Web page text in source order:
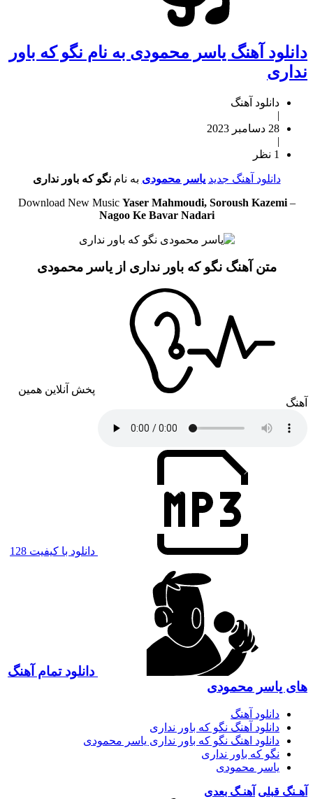
دانلود آهنگ یاسر محمودی به نام نگو که باور
نداری
دانلود آهنگ
|
28 دسامبر 2023
|
1 نظر
دانلود آهنگ جدید یاسر محمودی به نامنگو که باور نداری
Download New Music Yaser Mahmoudi, Soroush Kazemi–
Nagoo Ke Bavar Nadari
متن آهنگ نگو که باور نداری از یاسر محمودی
پخش آنلاین همین
آهنگ
دانلود با کیفیت 128
دانلود تمام آهنگ
های یاسر محمودی
دانلود آهنگ
دانلود آهنگ نگو که باور نداری
دانلود اهنگ نگو که باور نداری یاسر محمودی
نگو که باور نداری
یاسر محمودی
آهـنگ قبلی آهنـگ بعدی